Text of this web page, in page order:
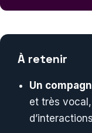
À retenir
Un
et très